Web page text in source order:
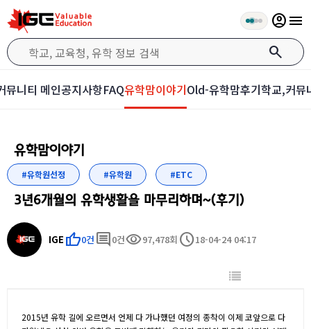
search
account_circlemenu
뮤니티 메인공지사항FAQ유학맘이야기Old-유학맘후기학교,커뮤
유학맘이야기
#유학원선정 #유학원 #ETC
3년6개월의 유학생활을 마무리하며~(후기)
IGE thumb_up0건 comment 0건visibility97,478회 schedule18-04-24 04:17
2015년 유학 길에 오르면서 언제 다 가나했던 여정의 종착이 이제 코앞으로 다